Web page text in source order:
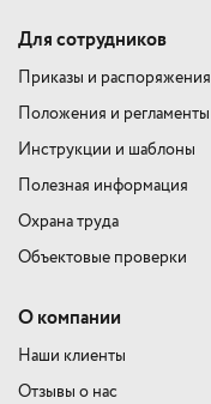
Для сотрудников
Приказы и распоряжения
Положения и регламенты
Инструкции и шаблоны
Полезная информация
Охрана труда
Объектовые проверки
О компании
Наши клиенты
Отзывы о нас